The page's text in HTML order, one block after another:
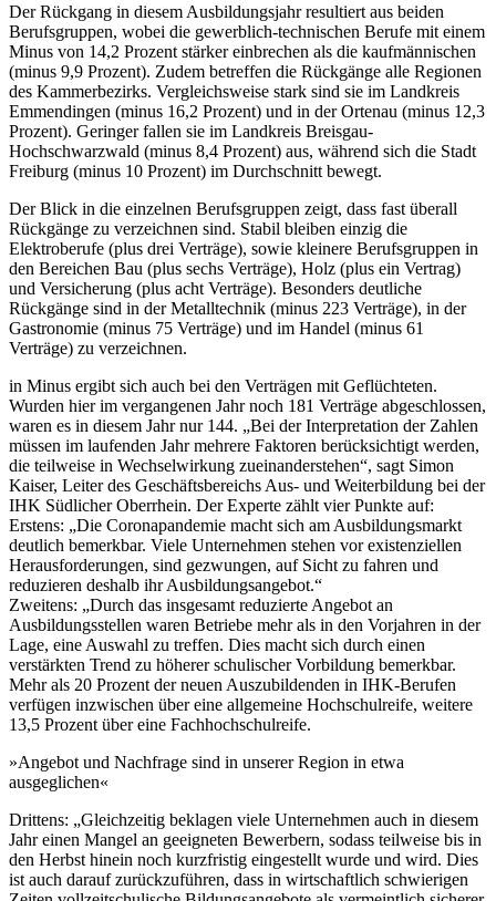
Der Rückgang in diesem Ausbildungsjahr resultiert aus beiden
Berufsgruppen, wobei die gewerblich-technischen Berufe mit einem
Minus von 14,2 Prozent stärker einbrechen als die kaufmännischen
(minus 9,9 Prozent). Zudem betreffen die Rückgänge alle Regionen
des Kammerbezirks. Vergleichsweise stark sind sie im Landkreis
Emmendingen (minus 16,2 Prozent) und in der Ortenau (minus 12,3
Prozent). Geringer fallen sie im Landkreis Breisgau-
Hochschwarzwald (minus 8,4 Prozent) aus, während sich die Stadt
Freiburg (minus 10 Prozent) im Durchschnitt bewegt.
Der Blick in die einzelnen Berufsgruppen zeigt, dass fast überall
Rückgänge zu verzeichnen sind. Stabil bleiben einzig die
Elektroberufe (plus drei Verträge), sowie kleinere Berufsgruppen in
den Bereichen Bau (plus sechs Verträge), Holz (plus ein Vertrag)
und Versicherung (plus acht Verträge). Besonders deutliche
Rückgänge sind in der Metalltechnik (minus 223 Verträge), in der
Gastronomie (minus 75 Verträge) und im Handel (minus 61
Verträge) zu verzeichnen.
in Minus ergibt sich auch bei den Verträgen mit Geflüchteten.
Wurden hier im vergangenen Jahr noch 181 Verträge abgeschlossen,
waren es in diesem Jahr nur 144. „Bei der Interpretation der Zahlen
müssen im laufenden Jahr mehrere Faktoren berücksichtigt werden,
die teilweise in Wechselwirkung zueinanderstehen“, sagt Simon
Kaiser, Leiter des Geschäftsbereichs Aus- und Weiterbildung bei der
IHK Südlicher Oberrhein. Der Experte zählt vier Punkte auf:
Erstens: „Die Coronapandemie macht sich am Ausbildungsmarkt
deutlich bemerkbar. Viele Unternehmen stehen vor existenziellen
Herausforderungen, sind gezwungen, auf Sicht zu fahren und
reduzieren deshalb ihr Ausbildungsangebot.“
Zweitens: „Durch das insgesamt reduzierte Angebot an
Ausbildungsstellen waren Betriebe mehr als in den Vorjahren in der
Lage, eine Auswahl zu treffen. Dies macht sich durch einen
verstärkten Trend zu höherer schulischer Vorbildung bemerkbar.
Mehr als 20 Prozent der neuen Auszubildenden in IHK-Berufen
verfügen inzwischen über eine allgemeine Hochschulreife, weitere
13,5 Prozent über eine Fachhochschulreife.
»Angebot und Nachfrage sind in unserer Region in etwa
ausgeglichen«
Drittens: „Gleichzeitig beklagen viele Unternehmen auch in diesem
Jahr einen Mangel an geeigneten Bewerbern, sodass teilweise bis in
den Herbst hinein noch kurzfristig eingestellt wurde und wird. Dies
ist auch darauf zurückzuführen, dass in wirtschaftlich schwierigen